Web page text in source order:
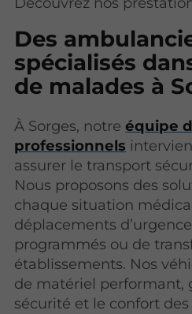
Des
spécialisés
de malades à
À Sorges, notreéquipe
professionnels
assurer le transport
Nous proposons des
chaque situation
déplacements
programmés ou de
établissements. Nos
de matériel performant,
sécurité et le confort